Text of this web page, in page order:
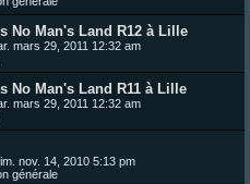
No Man's Land R12 à Lille
mars 29, 2011 12:32 am
No Man's Land R11 à Lille
mars 29, 2011 12:32 am
nov. 14, 2010 5:13 pm
générale